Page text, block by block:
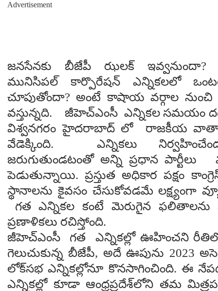
Advertisement
జనసేనకు బీజేపీ ఝలక్ ఇవ్వనుందా?
మునిసిపల్ కార్పొరేషన్ ఎన్నికలలో
చూపుతోందా? అంటే కాషాయ వర్గాల
వస్తున్నది. జీహెచ్ఎంసీ ఎన్నికల సమయం
విశ్వనగరం హైదరాబాద్ లో రాజకీయ
వేడెక్కింది. ఎన్నికలు
జరుగుతుండటంతో అన్ని ప్రధాన పార్టీలు
పెడుతున్నాయి. ప్రస్తుత అధికార పక్షం
స్థానాలను కైవసం చేసుకోవడమే లక్ష్యంగా
గత ఎన్నికల కంటే మెరుగైన
ప్రణాళికలు రచిస్తోంది.
జీహెచ్ఎంసీ గత ఎన్నికల్లో ఊహించని
గెలుచుకున్న బీజేపీ, అదే ఊపును 2023
లోక్‌సభ ఎన్నికల్లోనూ కొనసాగించింది. ఈ
ఎన్నికల్లో కూడా ఆంధ్రప్రదేశ్‌లోని తమ